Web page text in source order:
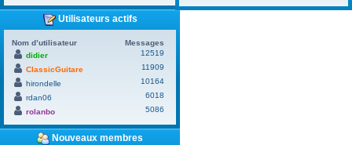
Utilisateurs actifs
Nom d’utilisateur
Messages
didier
12519
ClassicGuitare
11909
hirondelle
10164
rdan06
6018
rolanbo
5086
Nouveaux membres